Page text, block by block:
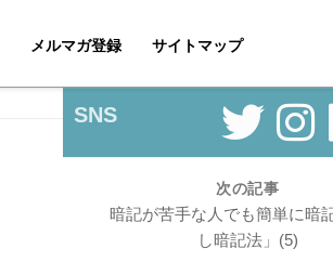
メルマガ登録 サイトマップ
SNS
次の記事
暗記が苦手な人でも簡単に暗
し暗記法」(5)